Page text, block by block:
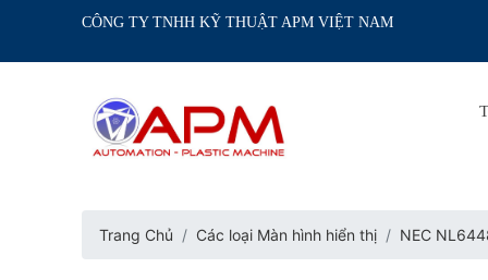
CÔNG TY TNHH KỸ THUẬT APM VIỆT NAM
Trang Chủ Các loại Màn hình hiển thị NEC